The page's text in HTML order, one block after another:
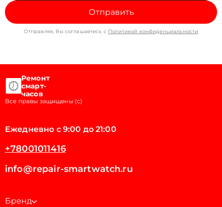
Отправить
Отправляя, Вы соглашаетесь с Политикой конфиденциальности
Ремонт
смарт-
часов
Все правы защищены (с)
Ежедневно с 9:00 до 21:00
+78001011416
info@repair-smartwatch.ru
Бренд